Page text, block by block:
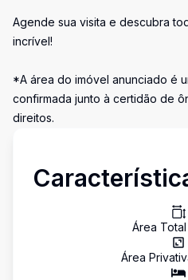
Agende sua visita e descubra
incrível!
*A área do imóvel anunciado é
confirmada junto à certidão de
direitos.
Área Total
Área